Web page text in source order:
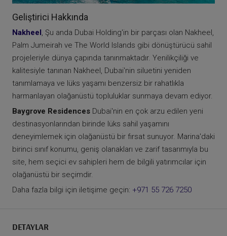
Geliştirici Hakkında
Nakheel, Şu anda Dubai Holding'in bir parçası olan Nakheel,
Palm Jumeirah ve The World Islands gibi dönüştürücü sahil
projeleriyle dünya çapında tanınmaktadır. Yenilikçiliği ve
kalitesiyle tanınan Nakheel, Dubai'nin siluetini yeniden
tanımlamaya ve lüks yaşamı benzersiz bir rahatlıkla
harmanlayan olağanüstü topluluklar sunmaya devam ediyor.
Baygrove Residences Dubai'nin en çok arzu edilen yeni
destinasyonlarından birinde lüks sahil yaşamını
deneyimlemek için olağanüstü bir fırsat sunuyor. Marina'daki
birinci sınıf konumu, geniş olanakları ve zarif tasarımıyla bu
site, hem seçici ev sahipleri hem de bilgili yatırımcılar için
olağanüstü bir seçimdir.
Daha fazla bilgi için iletişime geçin: +971 55 726 7250
DETAYLAR